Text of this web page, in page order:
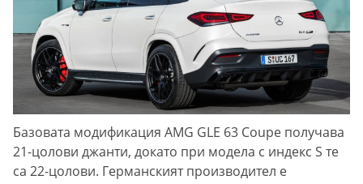
Базовата модификация AMG GLE 63 Coupe получава
21-цолови джанти, докато при модела с индекс S те
са 22-цолови. Германският производител е